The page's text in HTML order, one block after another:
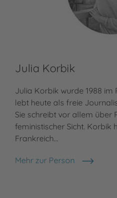
Julia Korbik
Julia Korbik wurde 1988
lebt heute als freie
Sie schreibt vor allem über
feministischer Sicht. Korbik
Frankreich…
Mehr zur Person
Julia Korbik